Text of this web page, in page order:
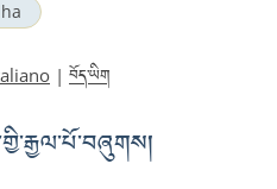
| བོད་ཡིག